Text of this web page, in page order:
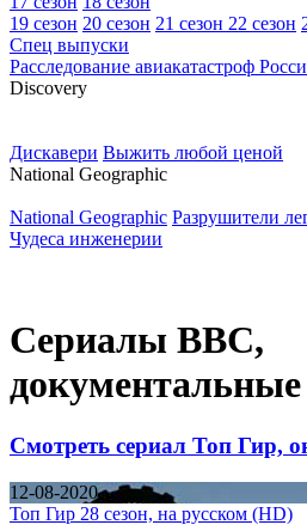
19 сезон 20 сезон 21 сезон 22 сезон
Спец выпуски
Расследование авиакатастроф
Discovery
Дискавери Выжить любой ценой
National Geographic
National Geographic Разрушители
Чудеса инженерии
Сериалы BBC,
Смотреть сериал Топ Гир,
12-08-2020
Топ Гир 28 сезон, на русском (HD)